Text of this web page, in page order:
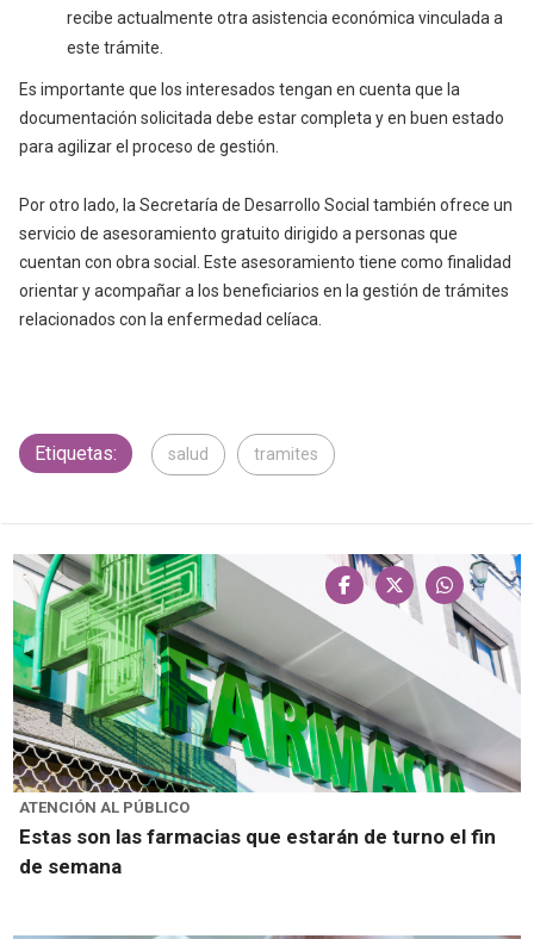
recibe actualmente otra asistencia económica vinculada a
este trámite.
Es importante que los interesados tengan en cuenta que la
documentación solicitada debe estar completa y en buen estado
para agilizar el proceso de gestión.
Por otro lado, la Secretaría de Desarrollo Social también ofrece un
servicio de asesoramiento gratuito dirigido a personas que
cuentan con obra social. Este asesoramiento tiene como finalidad
orientar y acompañar a los beneficiarios en la gestión de trámites
relacionados con la enfermedad celíaca.
Etiquetas: salud tramites
ATENCIÓN AL PÚBLICO
Estas son las farmacias que estarán de turno el fin
de semana